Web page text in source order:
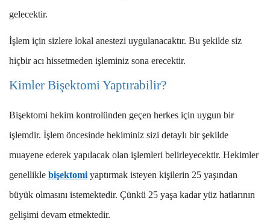
gelecektir.
İşlem için sizlere lokal anestezi uygulanacaktır. Bu şekilde siz
hiçbir acı hissetmeden işleminiz sona erecektir.
Kimler Bişektomi Yaptırabilir?
Bişektomi hekim kontrolünden geçen herkes için uygun bir
işlemdir. İşlem öncesinde hekiminiz sizi detaylı bir şekilde
muayene ederek yapılacak olan işlemleri belirleyecektir. Hekimler
genellikle bişektomi yaptırmak isteyen kişilerin 25 yaşından
büyük olmasını istemektedir. Çünkü 25 yaşa kadar yüz hatlarının
gelişimi devam etmektedir.